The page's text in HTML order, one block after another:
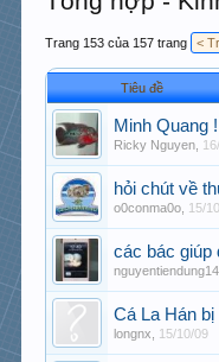
Trang 153 của 157 trang <
Tiêu đề
Minh Quang
Ricky Nguyen
hỏi chút về
o0conma0o 15/
các bác giúp
Cá La Hán
longnx 15/10/09